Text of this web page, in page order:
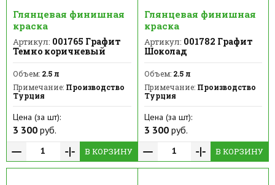
Глянцевая финишная
краска
Артикул: 001765 Графит
Темно коричневый
Объем: 2.5 л
Примечание: Производство
Турция
Цена (за шт):
3 300 руб.
В КОРЗИНУ
Глянцевая финишная
краска
Артикул: 001782 Графит
Шоколад
Объем:2.5 л
Примечание:Производство
Турция
Цена (за шт):
3 300руб.
В КОРЗИНУ